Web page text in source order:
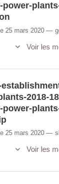
power-
25 mars 2020
Voir les
2018-
power-
25 mars 2020
Voir les